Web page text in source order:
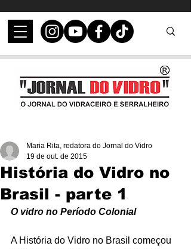
História do Vidro no
Brasil - parte 1
Maria Rita, redatora do Jornal do Vidro
19 de out. de 2015
O vidro no Período Colonial
A História do Vidro no Brasil começou